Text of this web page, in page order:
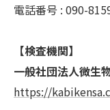
電話番号 : 090-
【検査機関】
一般社団法人微生
https://